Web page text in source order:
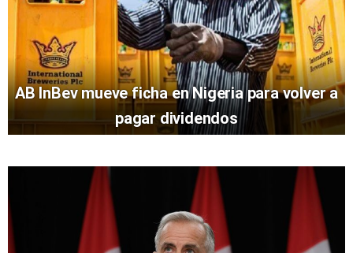
AB InBev mueve ficha en Nigeria para volver a
pagar dividendos